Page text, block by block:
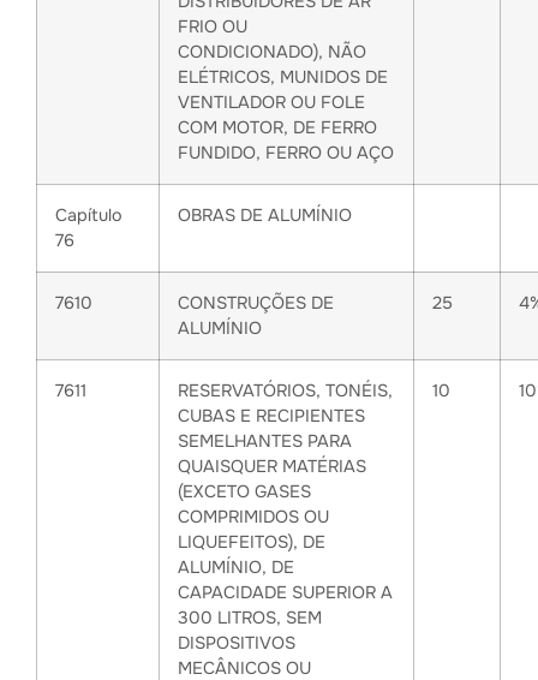
FRIO OU
CONDICIONADO), NÃO
ELÉTRICOS, MUNIDOS DE
VENTILADOR OU FOLE
COM MOTOR, DE FERRO
FUNDIDO, FERRO OU AÇO
Capítulo
76
OBRAS DE ALUMÍNIO
7610
CONSTRUÇÕES DE
ALUMÍNIO
25
7611
RESERVATÓRIOS, TONÉIS,
CUBAS E RECIPIENTES
SEMELHANTES PARA
QUAISQUER MATÉRIAS
(EXCETO GASES
COMPRIMIDOS OU
LIQUEFEITOS), DE
ALUMÍNIO, DE
CAPACIDADE SUPERIOR A
300 LITROS, SEM
DISPOSITIVOS
MECÂNICOS OU
10